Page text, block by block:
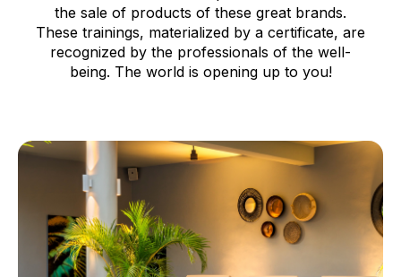
the sale of products of these great brands.
These trainings, materialized by a certificate, are
recognized by the professionals of the well-
being. The world is opening up to you!